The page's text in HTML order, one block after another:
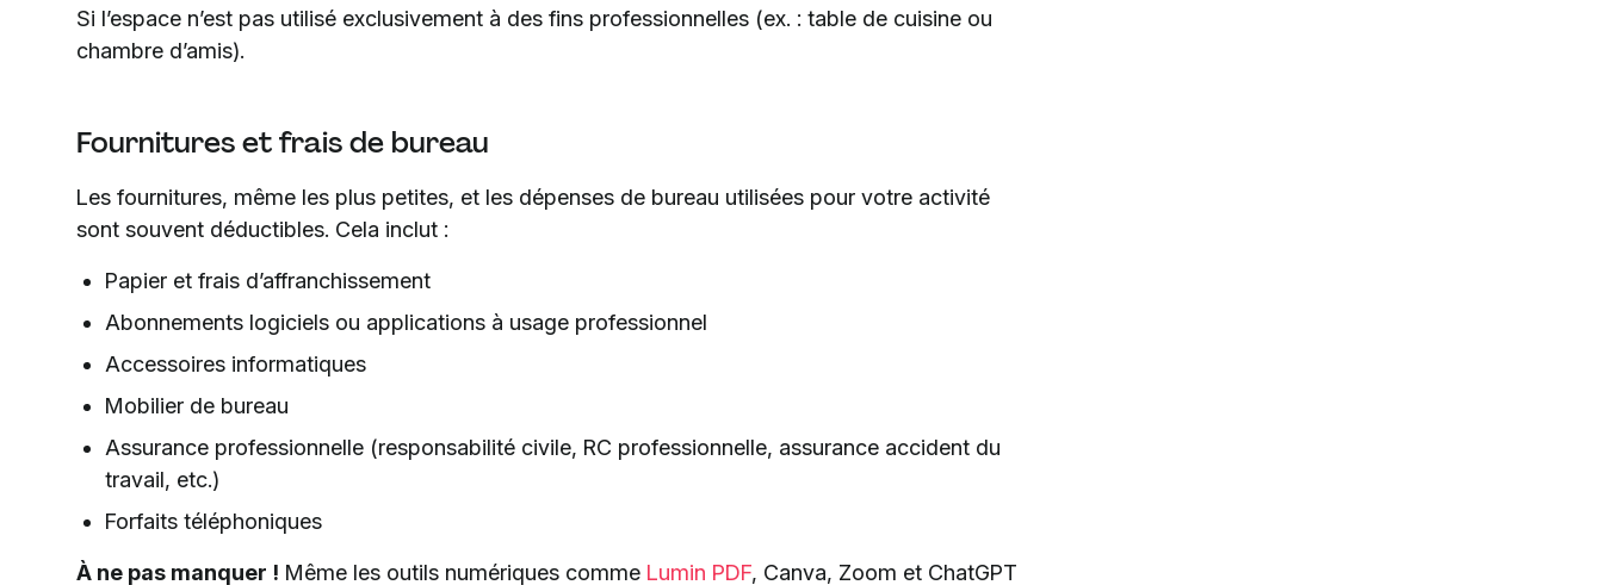
Si l’espace n’est pas utilisé exclusivement à des fins professionnelles (ex. : table de cuisine ou
chambre d’amis).
Fournitures et frais de bureau
Les fournitures, même les plus petites, et les dépenses de bureau utilisées pour votre activité
sont souvent déductibles. Cela inclut :
Papier et frais d’affranchissement
Abonnements logiciels ou applications à usage professionnel
Accessoires informatiques
Mobilier de bureau
Assurance professionnelle (responsabilité civile, RC professionnelle, assurance accident du
travail, etc.)
Forfaits téléphoniques
À ne pas manquer ! Même les outils numériques comme Lumin PDF, Canva, Zoom et ChatGPT